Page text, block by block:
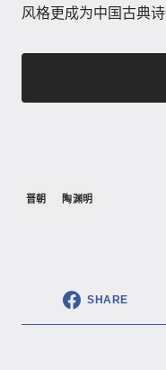
风格更成为中国古典
晋朝 陶渊明
SHARE